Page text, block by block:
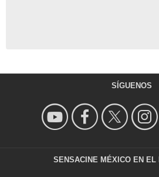
SÍGUENOS
SENSACINE MÉXICO EN EL